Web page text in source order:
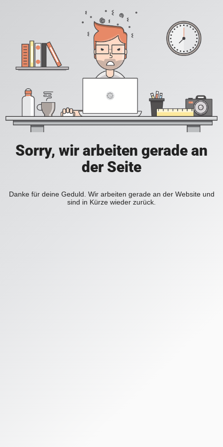
Sorry, wir arbeiten gerade an
der Seite
Danke für deine Geduld. Wir arbeiten gerade an der Website und
sind in Kürze wieder zurück.